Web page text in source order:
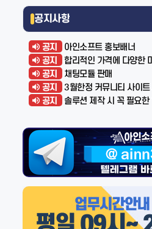
공지사항
공지 아인소프트 홍보배너
공지
공지 채팅모듈 판매
공지
공지